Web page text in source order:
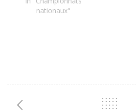
nationaux"